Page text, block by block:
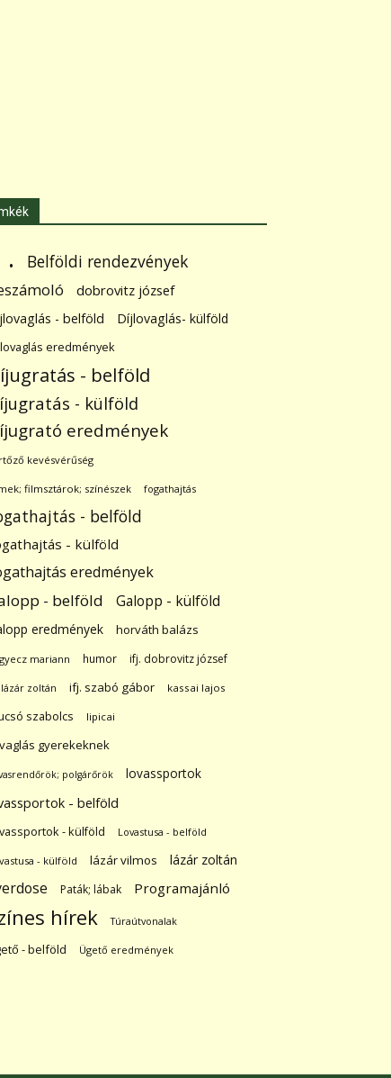
. Belföldi rendezvények
dobrovitz józsef
- belföld Díjlovaglás- külföld
eredmények
- belföld
- külföld
eredmények
kevésvérűség
filmsztárok; színészek fogathajtás
- belföld
- külföld
eredmények
- belföld Galopp - külföld
eredmények horváth balázs
mariann humor ifj. dobrovitz józsef
zoltán ifj. szabó gábor kassai lajos
szabolcs lipicai
gyerekeknek
polgárőrök
lovassportok
- belföld
- külföld Lovastusa - belföld
- külföld lázár vilmos lázár zoltán
Paták; lábak Programajánló
hírek Túraútvonalak
- belföld Ügető eredmények